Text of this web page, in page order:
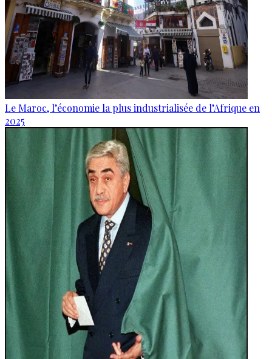
Le Maroc, l’économie la plus industrialisée de l’Afrique en
2025